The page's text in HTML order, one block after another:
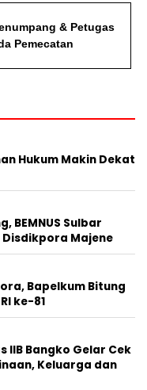
& Petugas
Pemecatan
Hukum Makin Dekat
BEMNUS Sulbar
Majene
Bapelkum Bitung
ke-81
IIB Bangko Gelar Cek
Keluarga dan